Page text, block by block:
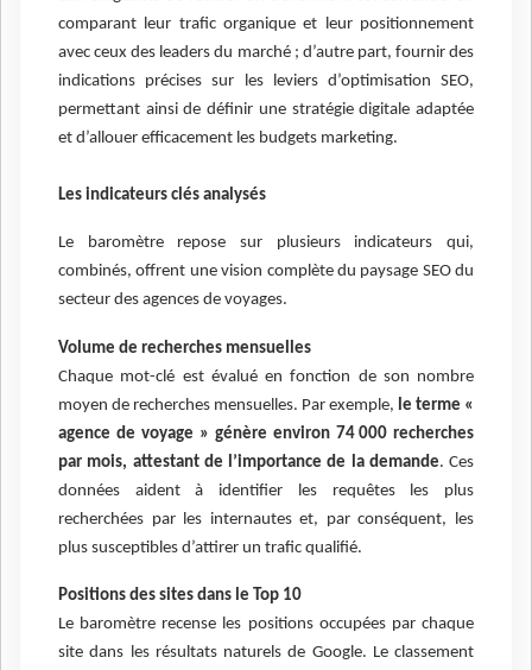
comparant leur trafic organique et leur positionnement
avec ceux des leaders du marché ; d’autre part, fournir des
indications précises sur les leviers d’optimisation SEO,
permettant ainsi de définir une stratégie digitale adaptée
et d’allouer efficacement les budgets marketing.
Les indicateurs clés analysés
Le baromètre repose sur plusieurs indicateurs qui,
combinés, offrent une vision complète du paysage SEO du
secteur des agences de voyages.
Volume de recherches mensuelles
Chaque mot-clé est évalué en fonction de son nombre
moyen de recherches mensuelles. Par exemple, le terme «
agence de voyage » génère environ 74 000 recherches
par mois, attestant de l’importance de la demande. Ces
données aident à identifier les requêtes les plus
recherchées par les internautes et, par conséquent, les
plus susceptibles d’attirer un trafic qualifié.
Positions des sites dans le Top 10
Le baromètre recense les positions occupées par chaque
site dans les résultats naturels de Google. Le classement